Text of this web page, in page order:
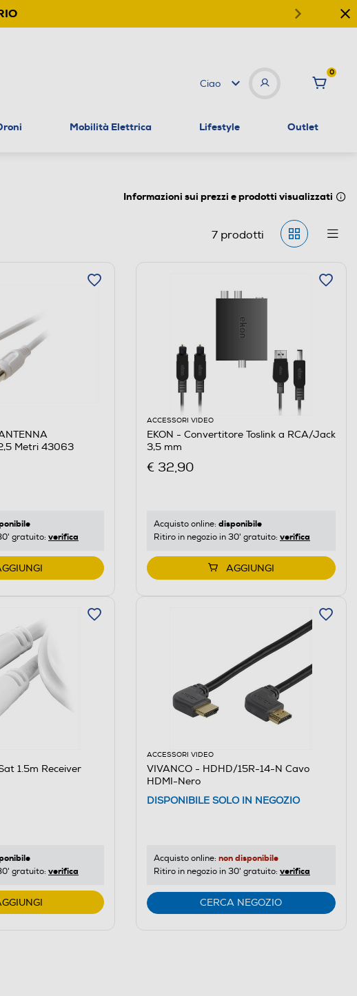
Ciao
0
Mobilità Elettrica Lifestyle Outlet
Informazioni sui prezzi e prodotti visualizzati
7prodotti
Metri 43063
gratuito: verifica
ACCESSORI VIDEO
EKON - Convertitore Toslink a RCA/Jack
3,5 mm
€ 32,90
Acquisto online: disponibile
Ritiro in negozio in 30' gratuito: verifica
AGGIUNGI
1.5m Receiver
gratuito: verifica
ACCESSORI VIDEO
VIVANCO - HDHD/15R-14-N Cavo
HDMI-Nero
DISPONIBILE SOLO IN NEGOZIO
Acquisto online: non disponibile
Ritiro in negozio in 30' gratuito: verifica
CERCA NEGOZIO